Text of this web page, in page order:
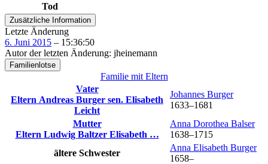
Tod
Zusätzliche Information
Letzte Änderung
6. Juni 2015 – 15:36:50
Autor der letzten Änderung: jheinemann
Familienlotse
Familie mit Eltern
Vater
Eltern Andreas Burger sen. Elisabeth
Leicht
Johannes Burger
1633–1681
Mutter
Eltern Ludwig Baltzer Elisabeth …
Anna Dorothea Balser
1638–1715
ältere Schwester
Anna Elisabeth Burger
1658–